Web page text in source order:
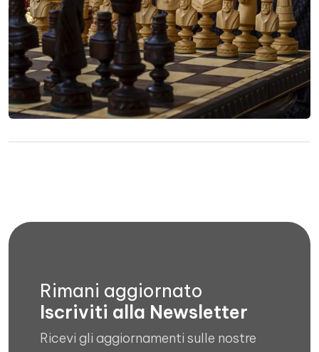
Rimani aggiornato
Iscriviti alla Newsletter
Ricevi gli aggiornamenti sulle nostre